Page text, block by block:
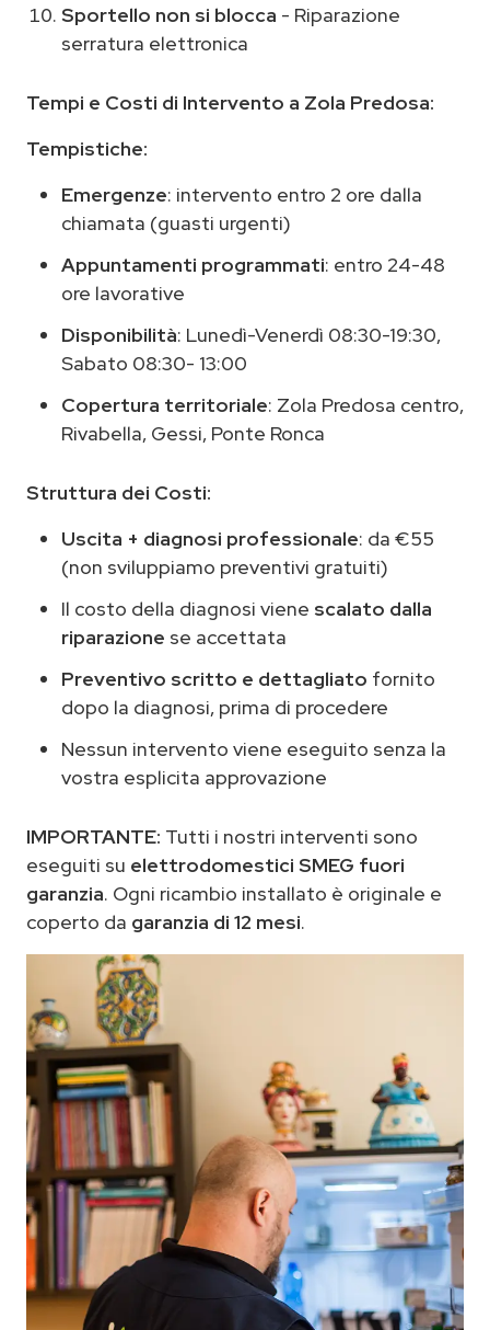
Sportello non si blocca - Riparazione
serratura elettronica
Tempi e Costi di Intervento a Zola Predosa:
Tempistiche:
Emergenze: intervento entro 2 ore dalla
chiamata (guasti urgenti)
Appuntamenti programmati: entro 24-48
ore lavorative
Disponibilità: Lunedì-Venerdì 08:30-19:30,
Sabato 08:30- 13:00
Copertura territoriale: Zola Predosa centro,
Rivabella, Gessi, Ponte Ronca
Struttura dei Costi:
Uscita + diagnosi professionale: da €55
(non sviluppiamo preventivi gratuiti)
Il costo della diagnosi viene scalato dalla
riparazione se accettata
Preventivo scritto e dettagliato fornito
dopo la diagnosi, prima di procedere
Nessun intervento viene eseguito senza la
vostra esplicita approvazione
IMPORTANTE: Tutti i nostri interventi sono
eseguiti su elettrodomestici SMEG fuori
garanzia. Ogni ricambio installato è originale e
coperto da garanzia di 12 mesi.